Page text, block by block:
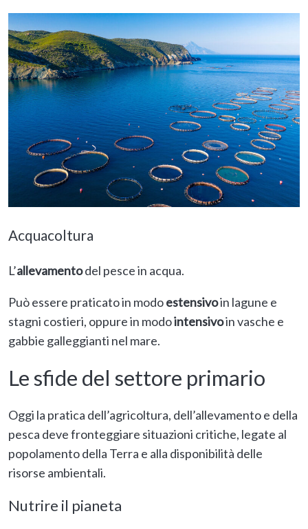
Acquacoltura
L’allevamentodel pesce in acqua.
Può essere praticato in modoestensivoin lagune e
stagni costieri, oppure in modointensivoin vasche e
gabbie galleggianti nel mare.
Le sfide del settore primario
Oggi la pratica dell’agricoltura, dell’allevamento e della
pesca deve fronteggiare situazioni critiche, legate al
popolamento della Terra e alla disponibilità delle
risorse ambientali.
Nutrire il pianeta